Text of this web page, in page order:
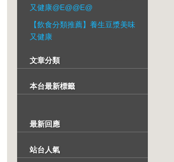
又健康@E@@E@
【飲食分類推薦】養生豆漿美味
又健康
文章分類
本台最新標籤
最新回應
站台人氣